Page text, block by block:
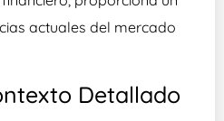
actuales del mercado
Detallado